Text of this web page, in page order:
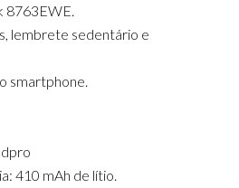
8763EWE.
lembrete sedentário e
smartphone.
410 mAh de lítio.